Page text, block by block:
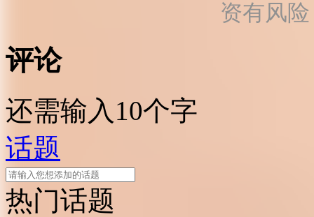
资有风
评论
还需输入10个字
话题
热门话题